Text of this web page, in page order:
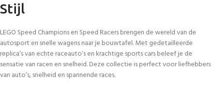
Stijl
LEGO Speed Champions en Speed Racers brengen de wereld van de
autosport en snelle wagens naar je bouwtafel. Met gedetailleerde
replica’s van echte raceauto’s en krachtige sports cars beleef je de
sensatie van racen en snelheid. Deze collectie is perfect voor liefhebbers
van auto’s, snelheid en spannende races.